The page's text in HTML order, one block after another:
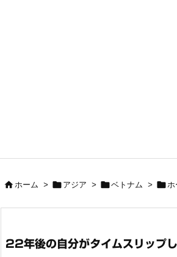
ホーム >  アジア > ベトナム > ホ
22年後の自分がタイムスリップ